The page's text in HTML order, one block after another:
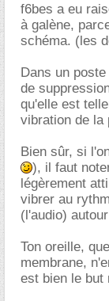
f6bes a eu
à galène,
schéma. (les
Dans un
de
qu'elle est
vibration de la
Bien sûr, si
), il faut
légèrement
vibrer au
(l'audio)
Ton oreille,
membrane,
est bien le but